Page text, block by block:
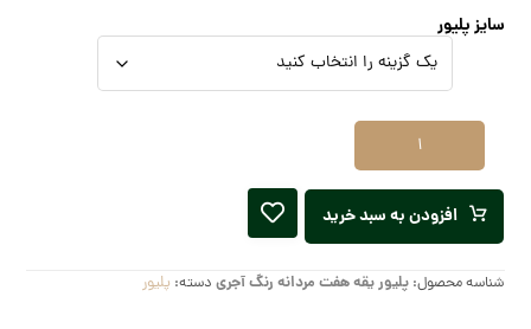
سایز پلیور
افزودن به سبد خرید
شناسه محصول:پلیور یقه هفت مردانه رنگ آجری دسته: پلیور